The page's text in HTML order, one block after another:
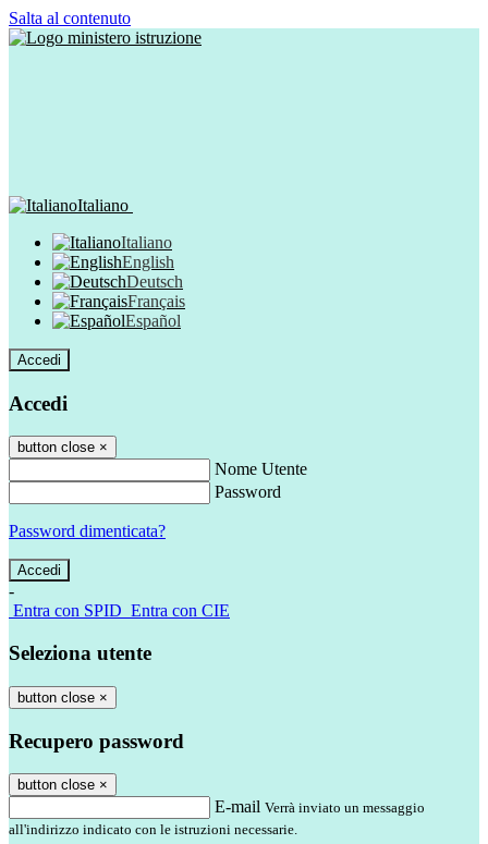
Salta al contenuto
Italiano
Italiano
English
Deutsch
Français
Español
Accedi
Accedi
button close ×
Nome Utente
Password
Password dimenticata?
-
Entra con SPID Entra con CIE
Seleziona utente
button close ×
Recupero password
button close ×
E-mail Verrà inviato un messaggio
all'indirizzo indicato con le istruzioni necessarie.